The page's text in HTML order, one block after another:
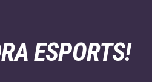
ESPORTS!